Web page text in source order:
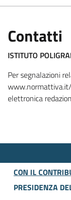
Contatti
ISTITUTO
Per segnalazioni
elettronica
CON IL
PRESIDENZA